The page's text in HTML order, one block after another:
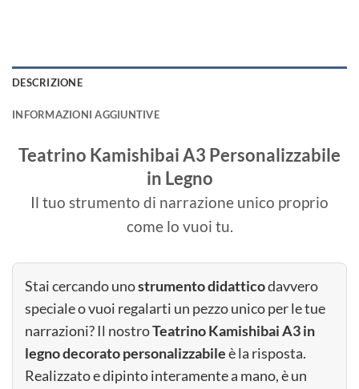
DESCRIZIONE
INFORMAZIONI AGGIUNTIVE
Teatrino Kamishibai A3 Personalizzabile
in Legno
Il tuo strumento di narrazione unico proprio
come lo vuoi tu.
Stai cercando unostrumento didatticodavvero
speciale o vuoi regalarti un pezzo unico per le tue
narrazioni? Il nostroTeatrino Kamishibai A3 in
legno decorato personalizzabileè la risposta.
Realizzato e dipinto interamente a mano, è un